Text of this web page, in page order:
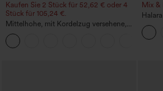
Kaufen Sie 2 Stück für 52,62 € oder 4
Stück für 105,24 €.
Mittelhohe, mit Kordelzug versehene,
schnelltrocknende Golfhose mit schmal
zulaufendem Schnitt, abgerundetem
Saum und Taschen – UPF 40+
Mix &